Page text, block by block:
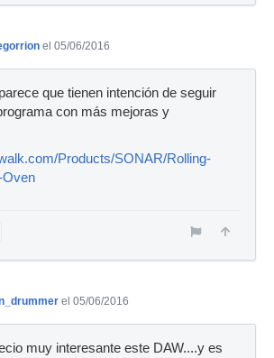
el 05/06/2016
que tienen intención de seguir
con más mejoras y
Products/SONAR/Rolling-
Oven
el 05/06/2016
muy interesante este DAW....y es